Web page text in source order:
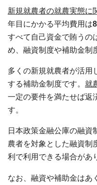
新規就農者の就農実態に
年目にかかる平均費用は
すべて自己資金で賄うの
め、融資制度や補助金制
多くの新規就農者が活用
する補助金制度です。 就
一定の要件を満たせば返
す。
日本政策金融公庫の融資
農者を対象とした融資制
利で利用できる場合があ
なお、融資や補助金はあ